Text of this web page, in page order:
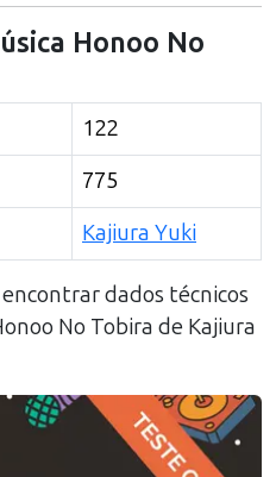
Honoo No
122
775
Kajiura Yuki
dados técnicos
No Tobira de Kajiura